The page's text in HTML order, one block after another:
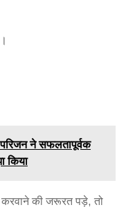
ने सफलतापूर्वक
किया
की जरूरत पड़े, तो